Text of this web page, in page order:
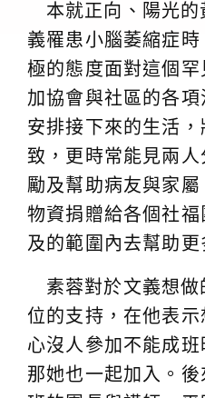
本就正向、陽光的
義罹患小腦萎縮症
極的態度面對這個
加協會與社區的各
安排接下來的生活
致，更時常能見兩
勵及幫助病友與家
物資捐贈給各個社
及的範圍內去幫助更
素蓉對於文義想做
位的支持，在他表
心沒人參加不能成
那她也一起加入。